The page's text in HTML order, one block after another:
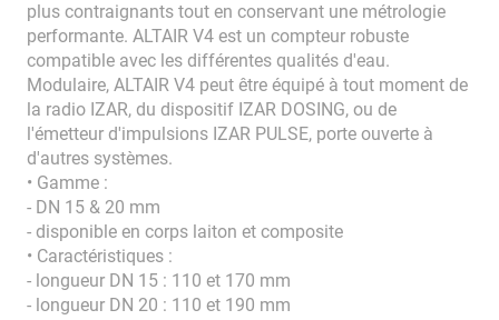
plus contraignants tout en conservant une métrologie
performante. ALTAIR V4 est un compteur robuste
compatible avec les différentes qualités d'eau.
Modulaire, ALTAIR V4 peut être équipé à tout moment de
la radio IZAR, du dispositif IZAR DOSING, ou de
l'émetteur d'impulsions IZAR PULSE, porte ouverte à
d'autres systèmes.
• Gamme :
- DN 15 & 20 mm
- disponible en corps laiton et composite
• Caractéristiques :
- longueur DN 15 : 110 et 170 mm
- longueur DN 20 : 110 et 190 mm